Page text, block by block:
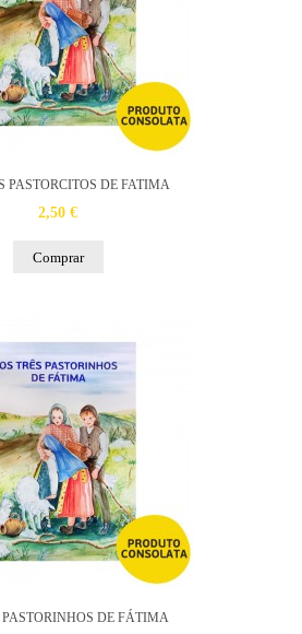
PASTORCITOS DE FATIMA
2,50 €
Comprar
PASTORINHOS DE FÁTIMA